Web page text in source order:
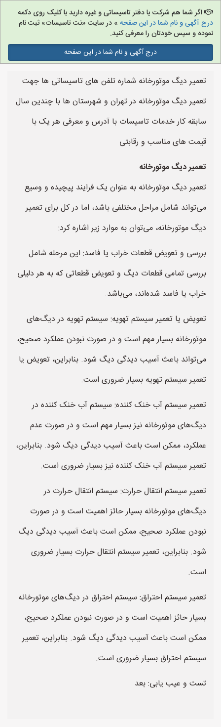
اگر شما هم شرکت یا دفتر تاسیساتی و غیره دارید با کلیک روی دکمه
درج آگهی و نام شما در این صفحه » در سایت «نت تاسیسات» ثبت نام
نموده و سپس خودتان را معرفی کنید.
درج آگهی و نام شما در این صفحه
تعمیر دیگ موتورخانه شماره تلفن های تاسیساتی ها جهت
تعمیر دیگ موتورخانه در تهران و شهرستان ها با چندین سال
سابقه کار خدمات تاسیسات با آدرس و معرفی هر یک با
قیمت های مناسب و رقابتی
تعمیر دیگ موتورخانه
تعمیر دیگ موتورخانه به عنوان یک فرایند پیچیده و وسیع
می‌تواند شامل مراحل مختلفی باشد، اما در کل برای تعمیر
دیگ موتورخانه، می‌توان به موارد زیر اشاره کرد:
بررسی و تعویض قطعات خراب یا فاسد: این مرحله شامل
بررسی تمامی قطعات دیگ و تعویض قطعاتی که به هر دلیلی
خراب یا فاسد شده‌اند، می‌باشد.
تعویض یا تعمیر سیستم تهویه: سیستم تهویه در دیگ‌های
موتورخانه بسیار مهم است و در صورت نبودن عملکرد صحیح،
می‌تواند باعث آسیب دیدگی دیگ شود. بنابراین، تعویض یا
تعمیر سیستم تهویه بسیار ضروری است.
تعمیر سیستم آب خنک کننده: سیستم آب خنک کننده در
دیگ‌های موتورخانه نیز بسیار مهم است و در صورت عدم
عملکرد، ممکن است باعث آسیب دیدگی دیگ شود. بنابراین،
تعمیر سیستم آب خنک کننده نیز بسیار ضروری است.
تعمیر سیستم انتقال حرارت: سیستم انتقال حرارت در
دیگ‌های موتورخانه بسیار حائز اهمیت است و در صورت
نبودن عملکرد صحیح، ممکن است باعث آسیب دیدگی دیگ
شود. بنابراین، تعمیر سیستم انتقال حرارت بسیار ضروری
است.
تعمیر سیستم احتراق: سیستم احتراق در دیگ‌های موتورخانه
بسیار حائز اهمیت است و در صورت نبودن عملکرد صحیح،
ممکن است باعث آسیب دیدگی دیگ شود. بنابراین، تعمیر
سیستم احتراق بسیار ضروری است.
تست و عیب یابی: بعد